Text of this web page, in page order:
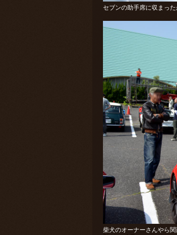
セブンの助手席に収まっ
柴犬のオーナーさんやら